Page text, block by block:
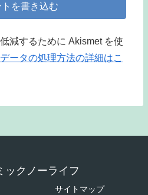
トを書き込む
減するために Akismet を使
ータの処理方法の詳細はこ
ックノーライフ
サイトマップ